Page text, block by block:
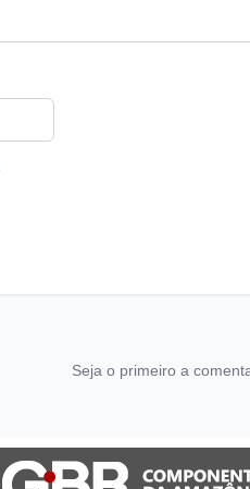
Seja o primeiro a